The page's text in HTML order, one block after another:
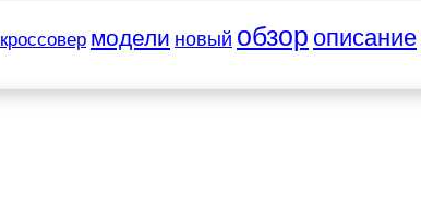
кроссовер модели новый обзор описание